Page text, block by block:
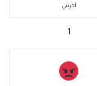
أحزنني
1